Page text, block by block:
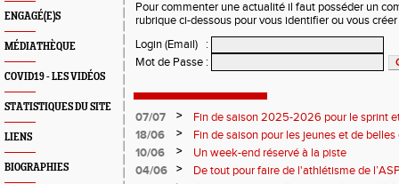
ENGAGÉ(E)S
MÉDIATHÈQUE
COVID19 - LES VIDÉOS
STATISTIQUES DU SITE
LIENS
BIOGRAPHIES
Pour commenter une actualité il faut posséder un
rubrique ci-dessous pour vous identifier ou vous
Login (Email)
:
Mot de Passe :
07/07 >
Fin de saison 2025-2026 pour le sprint
18/06
>
Fin de saison pour les jeunes et de
10/06
>
Un week-end réservé à la piste
04/06
>
De tout pour faire de l'athlétisme de